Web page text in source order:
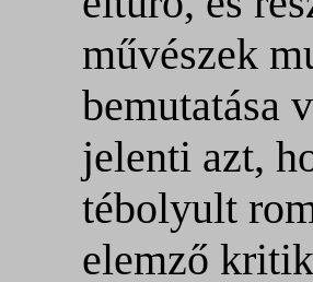
művészek
bemutatása
jelenti azt,
tébolyult
elemző